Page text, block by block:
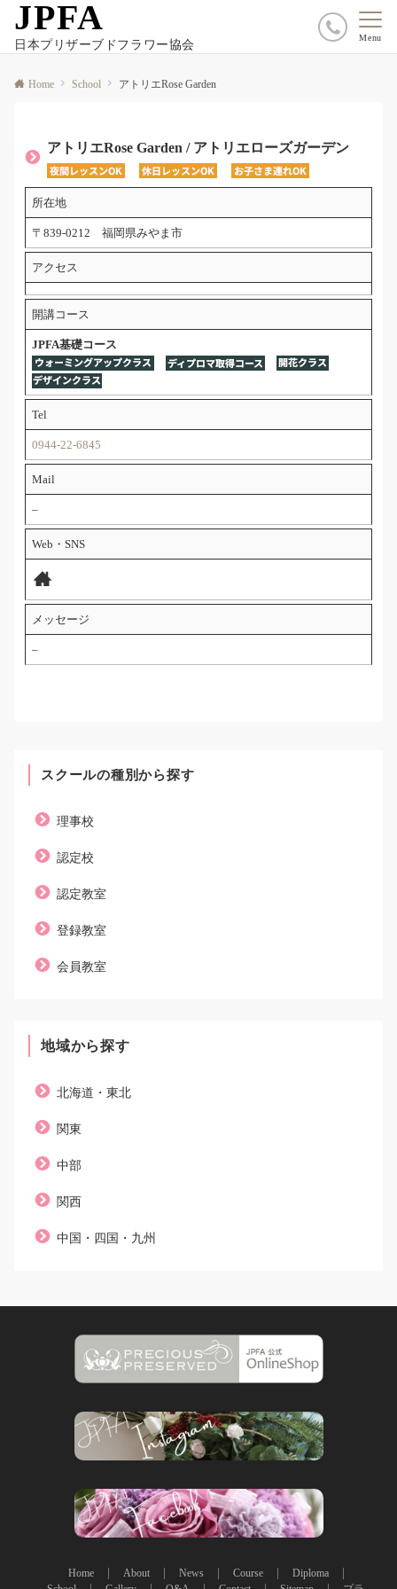
JPFA
日本プリザーブドフラワー協会
Menu
Home School アトリエRose Garden
アトリエRose Garden / アトリエローズガーデン
所在地
〒839-0212 福岡県みやま市
アクセス
開講コース
JPFA基礎コース
Tel
0944-22-6845
Mail
–
Web・SNS
メッセージ
–
スクールの種別から探す
理事校
認定校
認定教室
登録教室
会員教室
地域から探す
北海道・東北
関東
中部
関西
中国・四国・九州
Home About News Course
Diploma